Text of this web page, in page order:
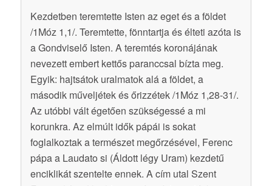
Kezdetben teremtette Isten az eget és a földet
/1Móz 1,1/. Teremtette, fönntartja és élteti azóta is
a Gondviselő Isten. A teremtés koronájának
nevezett embert kettős paranccsal bízta meg.
Egyik: hajtsátok uralmatok alá a földet, a
második műveljétek és őrizzétek /1Móz 1,28-31/.
Az utóbbi vált égetően szükségessé a mi
korunkra. Az elmúlt idők pápái is sokat
foglalkoztak a természet megőrzésével, Ferenc
pápa a Laudato si (Áldott légy Uram) kezdetű
enciklikát szentelte ennek. A cím utal Szent